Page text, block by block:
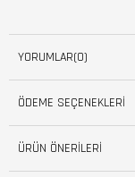
YORUMLAR(0)
ÖDEME SEÇENEKLERI
ÜRÜN ÖNERILERI